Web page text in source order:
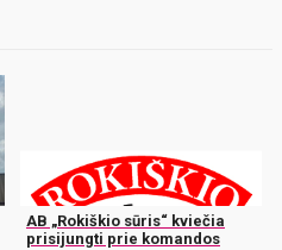
AB „Rokiškio sūris“ kviečia
prisijungti prie komandos